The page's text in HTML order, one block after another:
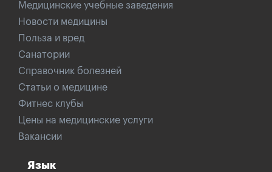
Медицинские учебные заведения
Новости медицины
Польза и вред
Санатории
Справочник болезней
Статьи о медицине
Фитнес клубы
Цены на медицинские услуги
Вакансии
Язык